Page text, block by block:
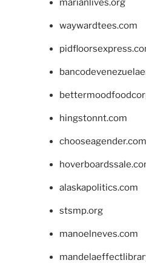
marianlives.org
waywardtees.com
hingstonnt.com
chooseagender.com
alaskapolitics.com
stsmp.org
manoelneves.com